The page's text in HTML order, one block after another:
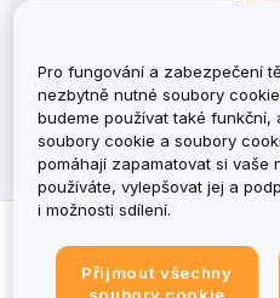
Získej provizi ve výši až 50
tvůj uživatel stane
Smlouva s
Pro fungování a zabezpečení
nezbytně nutné soubory
budeme používat také funkční,
soubory cookie a soubory
pomáhají zapamatovat si vaše
používáte, vylepšovat jej a
i možnosti sdílení.
Přijmout všechny